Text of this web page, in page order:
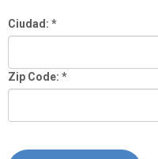
Ciudad: *
Zip Code: *